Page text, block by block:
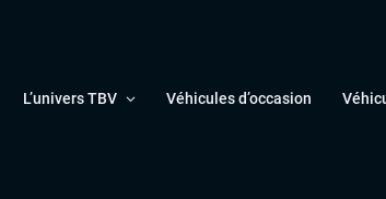
L’univers TBV Véhicules d’occasion